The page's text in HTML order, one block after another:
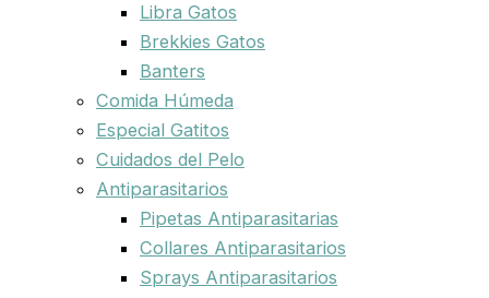
Libra Gatos
Brekkies Gatos
Banters
Comida Húmeda
Especial Gatitos
Cuidados del Pelo
Antiparasitarios
Pipetas Antiparasitarias
Collares Antiparasitarios
Sprays Antiparasitarios